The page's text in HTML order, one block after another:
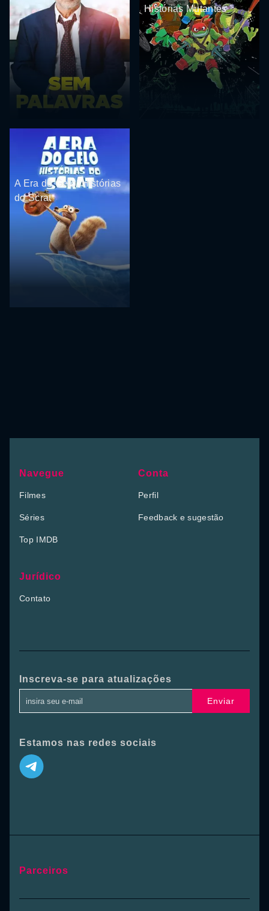
Histórias Mutantes
A Era do Gelo: Histórias
do Scrat
Navegue
Filmes
Séries
Top IMDB
Conta
Perfil
Feedback e sugestão
Jurídico
Contato
Inscreva-se para atualizações
Enviar
Estamos nas redes sociais
Parceiros